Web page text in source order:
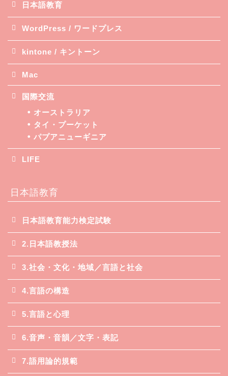
日本語教育
WordPress / ワードプレス
kintone / キントーン
Mac
国際交流
オーストラリア
タイ・プーケット
パプアニューギニア
LIFE
日本語教育
日本語教育能力検定試験
2.日本語教授法
3.社会・文化・地域／言語と社会
4.言語の構造
5.言語と心理
6.音声・音韻／文字・表記
7.語用論的規範